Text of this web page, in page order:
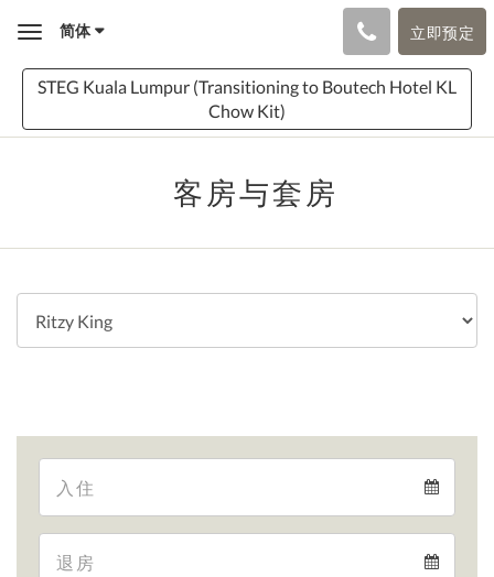
Toggle简体 立即预定
STEG Kuala Lumpur (Transitioning to Boutech Hotel KL
Chow Kit)
客房与套房